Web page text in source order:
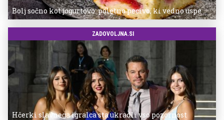
Bolj sočno kot jogurtovo: poletno pecivo, ki vedno uspe
ZADOVOLJNA.SI
Hčerki slavnega igralca sta ukradli vso pozornost